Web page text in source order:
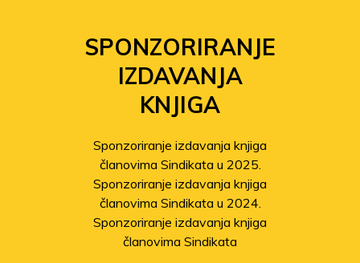
SPONZORIRANJE
IZDAVANJA
KNJIGA
Sponzoriranje izdavanja knjiga
članovima Sindikata u 2025.
Sponzoriranje izdavanja knjiga
članovima Sindikata u 2024.
Sponzoriranje izdavanja knjiga
članovima Sindikata